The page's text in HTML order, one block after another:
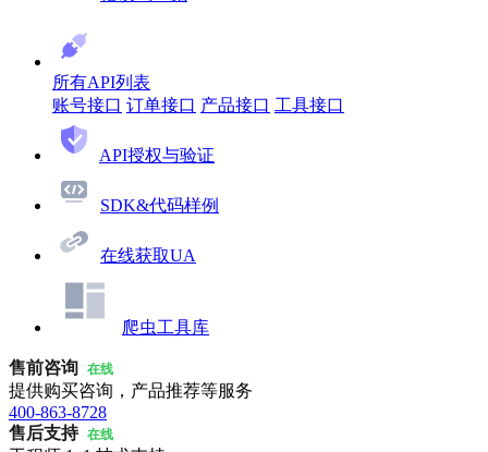
所有API列表
账号接口 订单接口 产品接口 工具接口
API授权与验证
SDK&代码样例
在线获取UA
爬虫工具库
售前咨询 在线
提供购买咨询，产品推荐等服务
400-863-8728
售后支持 在线